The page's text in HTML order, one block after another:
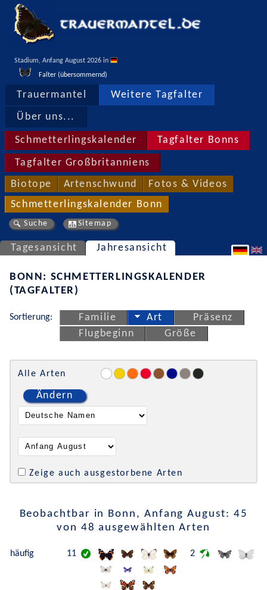
Stadium, Anfang August 2026 in
Falter (übersommernd)
Trauermantel Weitere Tagfalter
Über uns...
Schmetterlingskalender Tagfalter Bonns
Tagfalter Großbritanniens
Biotope Artenschwund Fotos & Videos
Schmetterlingskalender Bonn
Suche Sitemap
Tagesansicht Jahresansicht
BONN: SCHMETTERLINGSKALENDER
(TAGFALTER)
Sortierung: Familie Art
Präsenz
Flugbeginn
Größe
Alle Arten
Ändern
Zeige auch ausgestorbene Arten
Beobachtbar in Bonn, Anfang August: 45
von 48 ausgewählten Arten
häufig 11 2